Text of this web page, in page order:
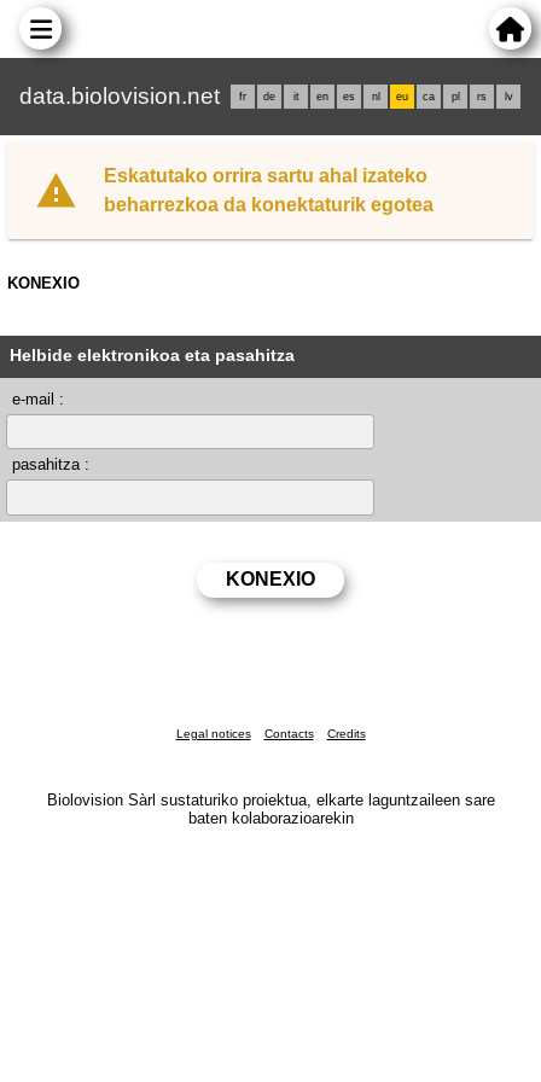
data.biolovision.net fr de it en es nl eu ca pl rs lv
Eskatutako orrira sartu ahal izateko
beharrezkoa da konektaturik egotea
KONEXIO
Helbide elektronikoa eta pasahitza
e-mail :
pasahitza :
Legal notices Contacts Credits
Biolovision Sàrl sustaturiko proiektua, elkarte laguntzaileen sare
baten kolaborazioarekin